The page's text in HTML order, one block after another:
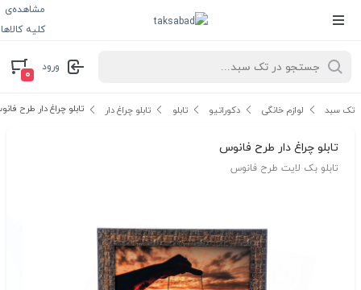
مشاهده‌ی
کلیه کالاها
ورود
۰
تک سبد لوازم خانگی دکوراتیو تابلو تابلو چراغ دار تابلو چراغ دار طرح
تابلو چراغ دار طرح فانوس
تابلو بک لایت طرح فانوس